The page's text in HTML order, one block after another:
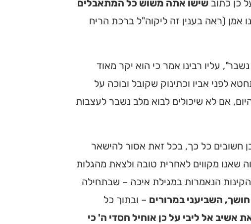
כן כתוב שישו אתה משוש כל המתאבלים
אמן (ראה בענין זה ליקוה"ל ברכת הריח
עליו רבינו אמר כי הוא יקר מאוד
לפני אביו וכתינוק שקובל ובוכה על
אם לא שיכולים לבוא מלב נשבר לעצבות
חשובים כל כך, בכל זאת אסור להישאר
שאנו מקווים לאחרית טובה ולצאת מהגלות
הנאמרות במגילת איכה – שבתחילה
השביעני במרורים – ובתוך כל
אשיב אל ליבי על כן אוחיל חסדי ה' כי